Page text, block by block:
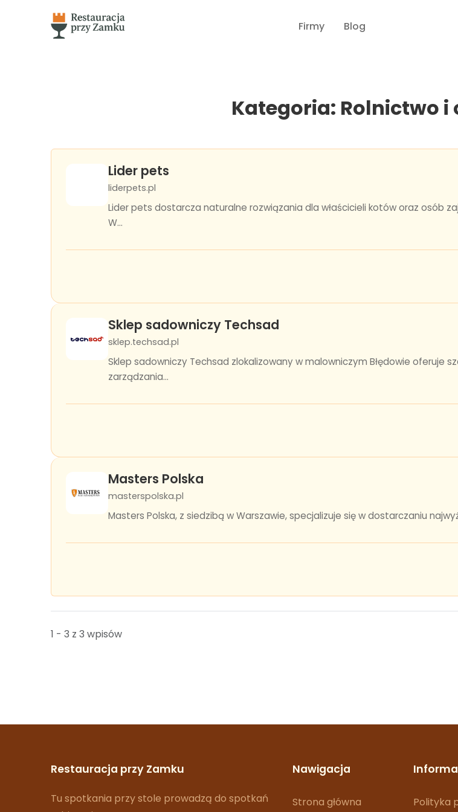
Firmy Blog
Kategoria: Rolnictwo
Lider pets
liderpets.pl
Lider pets dostarcza naturalne rozwiązania dla właścicieli kotów oraz osób
W...
Sklep sadowniczy Techsad
sklep.techsad.pl
Sklep sadowniczy Techsad zlokalizowany w malowniczym Błędowie oferuje
zarządzania...
Masters Polska
masterspolska.pl
Masters Polska, z siedzibą w Warszawie, specjalizuje się w dostarczaniu
1 - 3 z 3 wpisów
Restauracja przy Zamku
Tu spotkania przy stole prowadzą do spotkań
Nawigacja
Strona główna Polityka